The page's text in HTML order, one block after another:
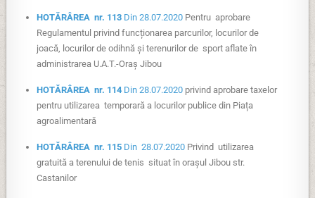
HOTĂRÂREA nr. 113 Din 28.07.2020 Pentru aprobare
Regulamentul privind funcționarea parcurilor, locurilor de
joacă, locurilor de odihnă și terenurilor de sport aflate în
administrarea U.A.T.-Oraș Jibou
HOTĂRÂREA nr. 114 Din 28.07.2020 privind aprobare taxelor
pentru utilizarea temporară a locurilor publice din Piața
agroalimentară
HOTĂRÂREA nr. 115 Din 28.07.2020 Privind utilizarea
gratuită a terenului de tenis situat în orașul Jibou str.
Castanilor